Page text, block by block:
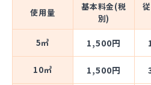
使用量
基本料金(税
別)
5㎥ 1,500円
10㎥ 1,500円